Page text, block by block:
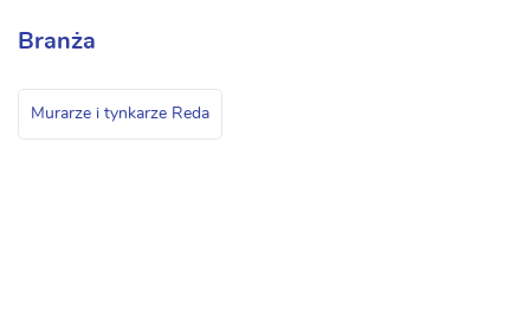
Branża
Murarze i tynkarze Reda